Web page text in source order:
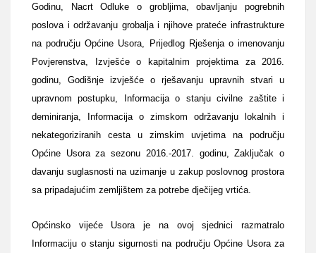
Godinu, Nacrt Odluke o grobljima, obavljanju pogrebnih
poslova i održavanju grobalja i njihove prateće infrastrukture
na području Općine Usora, Prijedlog Rješenja o imenovanju
Povjerenstva, Izvješće o kapitalnim projektima za 2016.
godinu, Godišnje izvješće o rješavanju upravnih stvari u
upravnom postupku, Informacija o stanju civilne zaštite i
deminiranja, Informacija o zimskom održavanju lokalnih i
nekategoriziranih cesta u zimskim uvjetima na području
Općine Usora za sezonu 2016.-2017. godinu, Zaključak o
davanju suglasnosti na uzimanje u zakup poslovnog prostora
sa pripadajućim zemljištem za potrebe dječijeg vrtića.
Općinsko vijeće Usora je na ovoj sjednici razmatralo
Informaciju o stanju sigurnosti na području Općine Usora za